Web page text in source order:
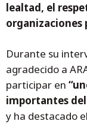
lealtad, el
organizaciones
Durante su
agradecido a
participar en
importantes
y ha destacado